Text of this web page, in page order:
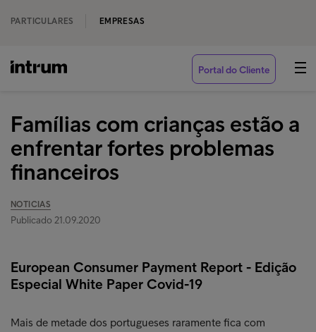
PARTICULARES EMPRESAS
Portal do Cliente
Famílias com crianças estão a
enfrentar fortes problemas
financeiros
NOTICIAS
Publicado 21.09.2020
European Consumer Payment Report - Edição
Especial White Paper Covid-19
Mais de metade dos portugueses raramente fica com